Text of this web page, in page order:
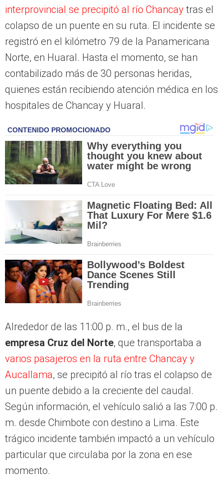
interprovincial se precipitó al río Chancay tras el
colapso de un puente en su ruta. El incidente se
registró en el kilómetro 79 de la Panamericana
Norte, en Huaral. Hasta el momento, se han
contabilizado más de 30 personas heridas,
quienes están recibiendo atención médica en los
hospitales de Chancay y Huaral.
Alrededor de las 11:00 p. m., el bus de la
empresa Cruz del Norte, que transportaba a
varios pasajeros en la ruta entre Chancay y
Aucallama, se precipitó al río tras el colapso de
un puente debido a la creciente del caudal.
Según información, el vehículo salió a las 7:00 p.
m. desde Chimbote con destino a Lima. Este
trágico incidente también impactó a un vehículo
particular que circulaba por la zona en ese
momento.